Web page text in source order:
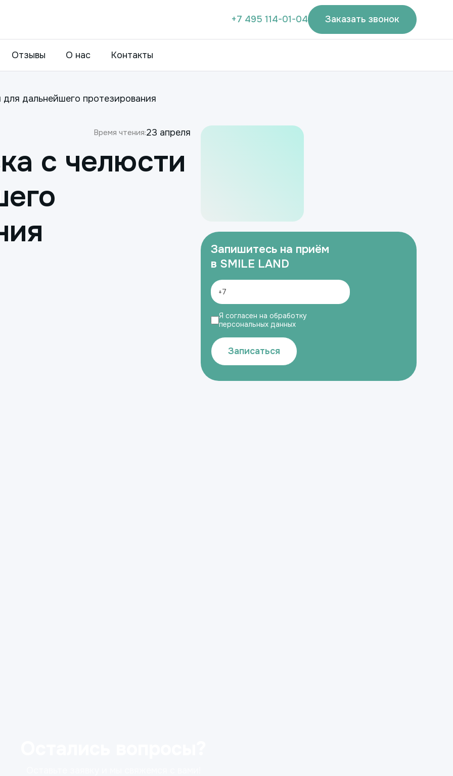
+7 495 114-01-04 Заказать звонок
Отзывы О нас Контакты
дальнейшего протезирования
Время чтения:23 апреля
с челюсти
Запишитесь на приём
в SMILE LAND
Я согласен на обработку
персональных данных
Записаться